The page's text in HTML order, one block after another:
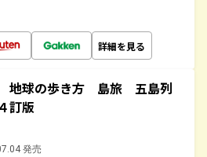
詳細を見る
地球の歩き方 島旅 五島列
訂版
発売